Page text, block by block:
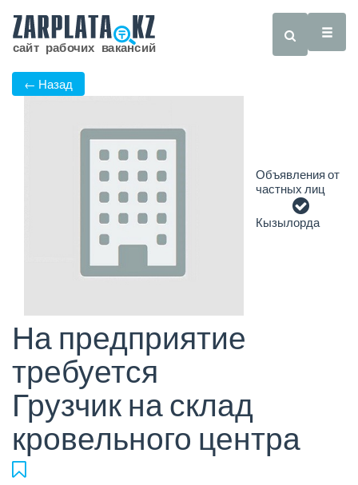
← Назад
Объявления от
частных лиц
Кызылорда
На предприятие
требуется
Грузчик на склад
кровельного центра